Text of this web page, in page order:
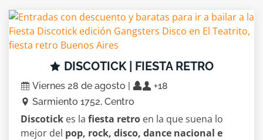
DISCOTICK | FIESTA RETRO
Viernes 28 de agosto |
+18
Sarmiento 1752, Centro
Discotick es la fiesta retro en la que suena lo
mejor del pop, rock, disco, dance nacional e